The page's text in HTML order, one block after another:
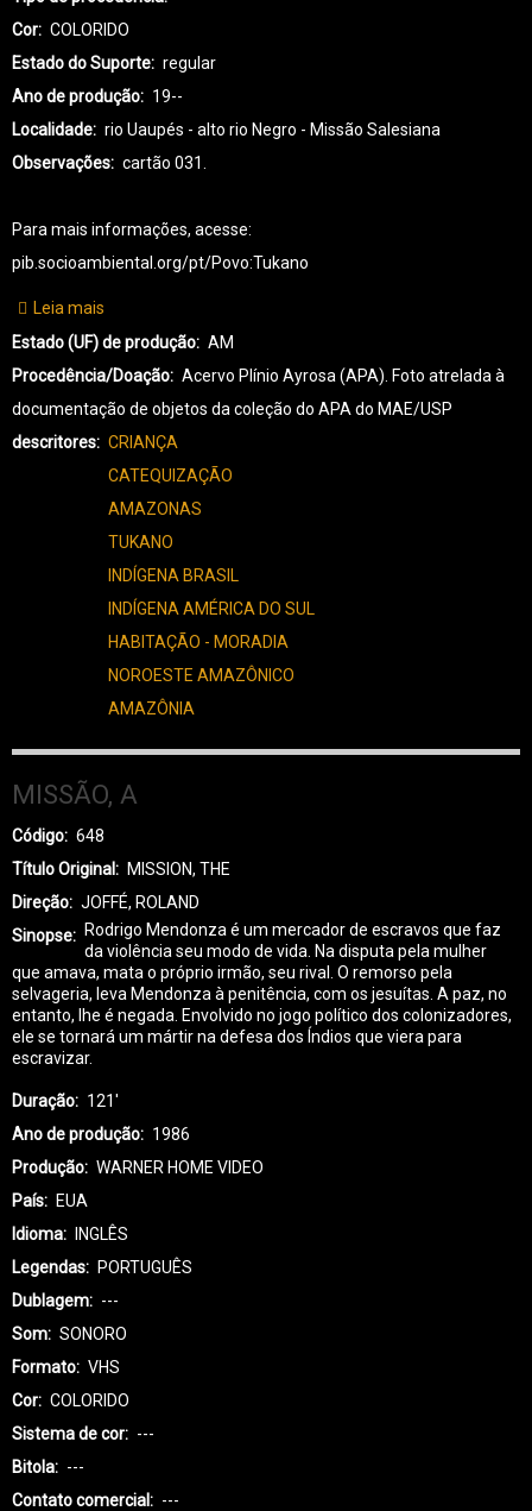
Cor
COLORIDO
Estado do Suporte
regular
Ano de produção
19--
Localidade
rio Uaupés - alto rio Negro - Missão Salesiana
Observações
cartão 031.
Para mais informações, acesse:
pib.socioambiental.org/pt/Povo:Tukano
Leia mais
TK-
TUKANO-
0038
Estado (UF) de produção
AM
Procedência/Doação
Acervo Plínio Ayrosa (APA). Foto atrelada à
documentação de objetos da coleção do APA do MAE/USP
descritores
CRIANÇA
CATEQUIZAÇÃO
AMAZONAS
TUKANO
INDÍGENA BRASIL
INDÍGENA AMÉRICA DO SUL
HABITAÇÃO - MORADIA
NOROESTE AMAZÔNICO
AMAZÔNIA
MISSÃO, A
Código
648
Título Original
MISSION, THE
Direção
JOFFÉ, ROLAND
Sinopse
Rodrigo Mendonza é um mercador de escravos que faz
da violência seu modo de vida. Na disputa pela mulher
que amava, mata o próprio irmão, seu rival. O remorso pela
selvageria, leva Mendonza à penitência, com os jesuítas. A paz, no
entanto, lhe é negada. Envolvido no jogo político dos colonizadores,
ele se tornará um mártir na defesa dos Índios que viera para
escravizar.
Duração
121'
Ano de produção
1986
Produção
WARNER HOME VIDEO
País
EUA
Idioma
INGLÊS
Legendas
PORTUGUÊS
Dublagem
---
Som
SONORO
Formato
VHS
Cor
COLORIDO
Sistema de cor
---
Bitola
---
Contato comercial
---